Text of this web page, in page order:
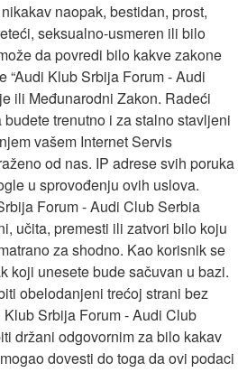
naopak, bestidan, prost,
seksualno-usmeren ili bilo
da povredi bilo kakve zakone
“Audi Klub Srbija Forum - Audi
ili Međunarodni Zakon. Radeći
trenutno i za stalno stavljeni
vašem Internet Servis
od nas. IP adrese svih poruka
u sprovođenju ovih uslova.
Forum - Audi Club Serbia
učita, premesti ili zatvori bilo koju
za shodno. Kao korisnik se
koji unesete bude sačuvan u bazi.
obelodanjeni trećoj strani bez
Srbija Forum - Audi Club
držani odgovornim za bilo kakav
dovesti do toga da ovi podaci